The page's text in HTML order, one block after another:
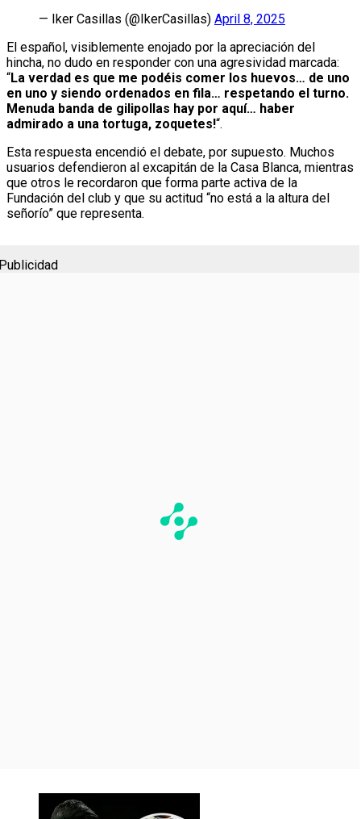
— Iker Casillas (@IkerCasillas) April 8, 2025
El español, visiblemente enojado por la apreciación del
hincha, no dudo en responder con una agresividad marcada:
“La verdad es que me podéis comer los huevos… de uno
en uno y siendo ordenados en fila… respetando el turno.
Menuda banda de gilipollas hay por aquí… haber
admirado a una tortuga, zoquetes!“.
Esta respuesta encendió el debate, por supuesto. Muchos
usuarios defendieron al excapitán de la Casa Blanca, mientras
que otros le recordaron que forma parte activa de la
Fundación del club y que su actitud “no está a la altura del
señorío” que representa.